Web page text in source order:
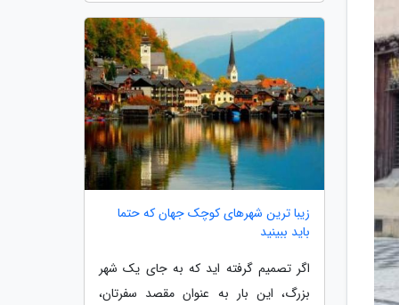
زیبا ترین شهرهای کوچک جهان که حتما
باید ببینید
اگر تصمیم گرفته اید که به جای یک شهر
بزرگ، این بار به عنوان مقصد سفرتان،